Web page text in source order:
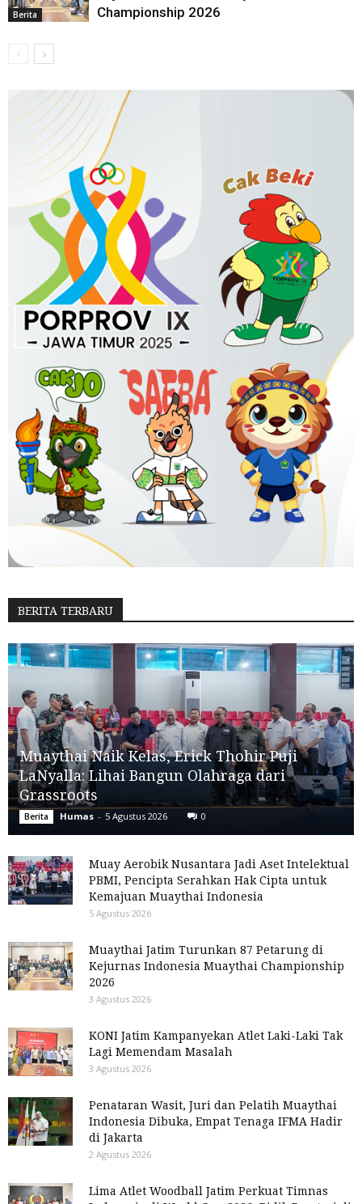
Berita
Championship 2026
BERITA TERBARU
Muaythai Naik Kelas, Erick Thohir Puji
LaNyalla: Lihai Bangun Olahraga dari
Grassroots
Berita Humas - 5 Agustus 2026 0
Muay Aerobik Nusantara Jadi Aset Intelektual
PBMI, Pencipta Serahkan Hak Cipta untuk
Kemajuan Muaythai Indonesia
5 Agustus 2026
Muaythai Jatim Turunkan 87 Petarung di
Kejurnas Indonesia Muaythai Championship
2026
3 Agustus 2026
KONI Jatim Kampanyekan Atlet Laki-Laki Tak
Lagi Memendam Masalah
3 Agustus 2026
Penataran Wasit, Juri dan Pelatih Muaythai
Indonesia Dibuka, Empat Tenaga IFMA Hadir
di Jakarta
2 Agustus 2026
Lima Atlet Woodball Jatim Perkuat Timnas